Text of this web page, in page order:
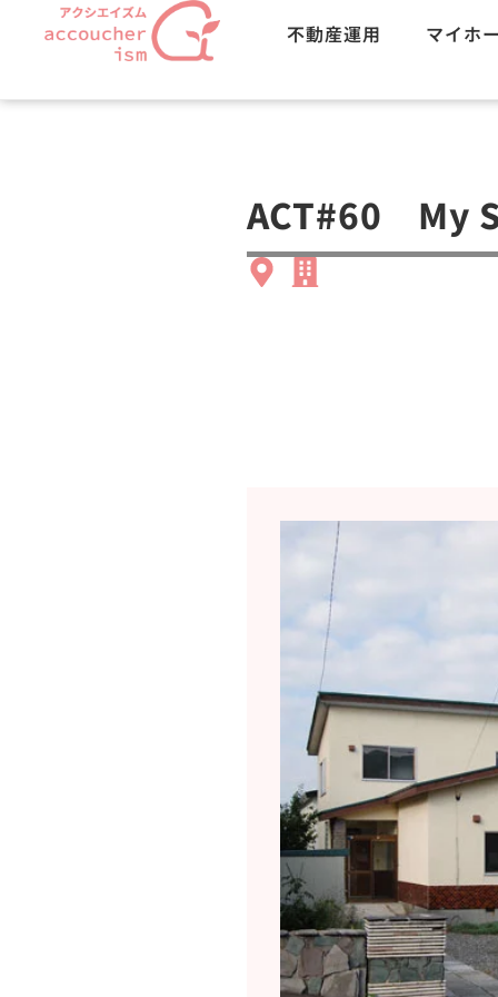
不動産運用 マイホ
ACT#60 My